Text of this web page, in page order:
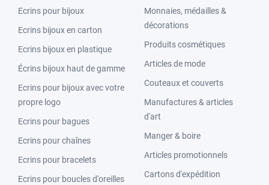
Ecrins pour bijoux
Ecrins bijoux en carton
Ecrins bijoux en plastique
Écrins bijoux haut de gamme
Ecrins pour bijoux avec votre
propre logo
Ecrins pour bagues
Ecrins pour chaînes
Ecrins pour bracelets
Ecrins pour boucles d'oreilles
Monnaies, médailles &
décorations
Produits cosmétiques
Articles de mode
Couteaux et couverts
Manufactures & articles
d'art
Manger & boire
Articles promotionnels
Cartons d'expédition